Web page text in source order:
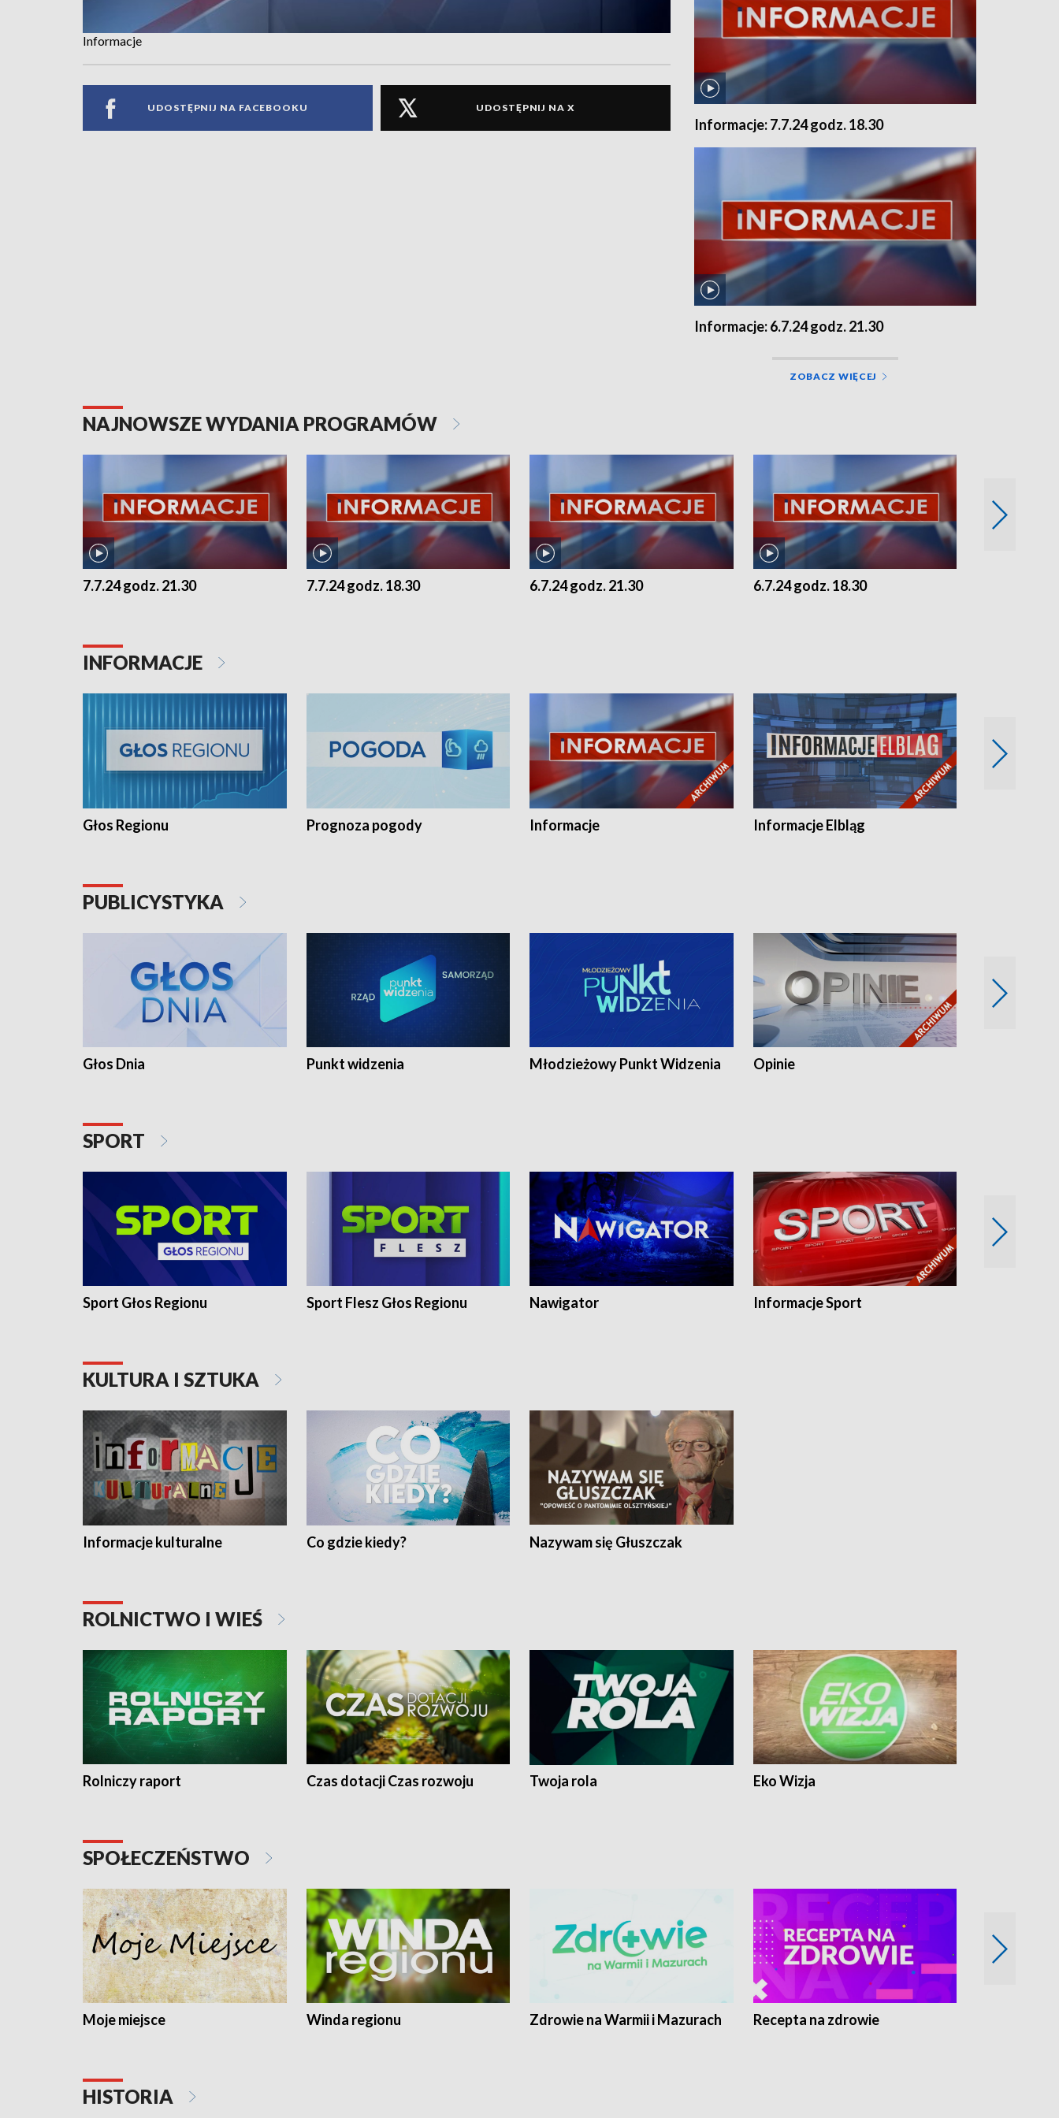
Informacje
UDOSTĘPNIJ NA FACEBOOKU UDOSTĘPNIJ NA X
Informacje: 7.7.24 godz. 18.30
Informacje: 6.7.24 godz. 21.30
ZOBACZ WIĘCEJ
NAJNOWSZE WYDANIA PROGRAMÓW
7.7.24 godz. 21.30 7.7.24 godz. 18.30 6.7.24 godz. 21.30 6.7.24 godz. 18.30
INFORMACJE
Głos Regionu Prognoza pogody Informacje Informacje Elbląg
PUBLICYSTYKA
Głos Dnia Punkt widzenia Młodzieżowy Punkt Widzenia Opinie
SPORT
Sport Głos Regionu Sport Flesz Głos Regionu Nawigator Informacje Sport
KULTURA I SZTUKA
Informacje kulturalne Co gdzie kiedy? Nazywam się Głuszczak
ROLNICTWO I WIEŚ
Rolniczy raport Czas dotacji Czas rozwoju Twoja rola Eko Wizja
SPOŁECZEŃSTWO
Moje miejsce Winda regionu Zdrowie na Warmii i Mazurach Recepta na zdrowie
HISTORIA